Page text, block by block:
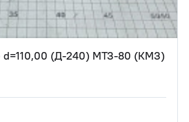
d=110,00 (Д-240) МТЗ-80 (КМЗ)